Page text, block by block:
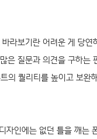
라보기란 어려운 게 당연
은 질문과 의견을 구하는
의 퀄리티를 높이고 보완
자인에는 없던 틀을 깨는